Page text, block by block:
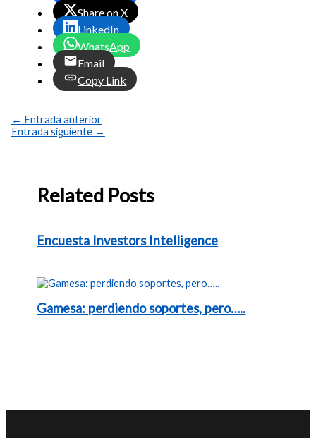
Share on X
LinkedIn
WhatsApp
Email
Copy Link
← Entrada anterior
Entrada siguiente →
Related Posts
Encuesta Investors Intelligence
Gamesa: perdiendo soportes, pero…..